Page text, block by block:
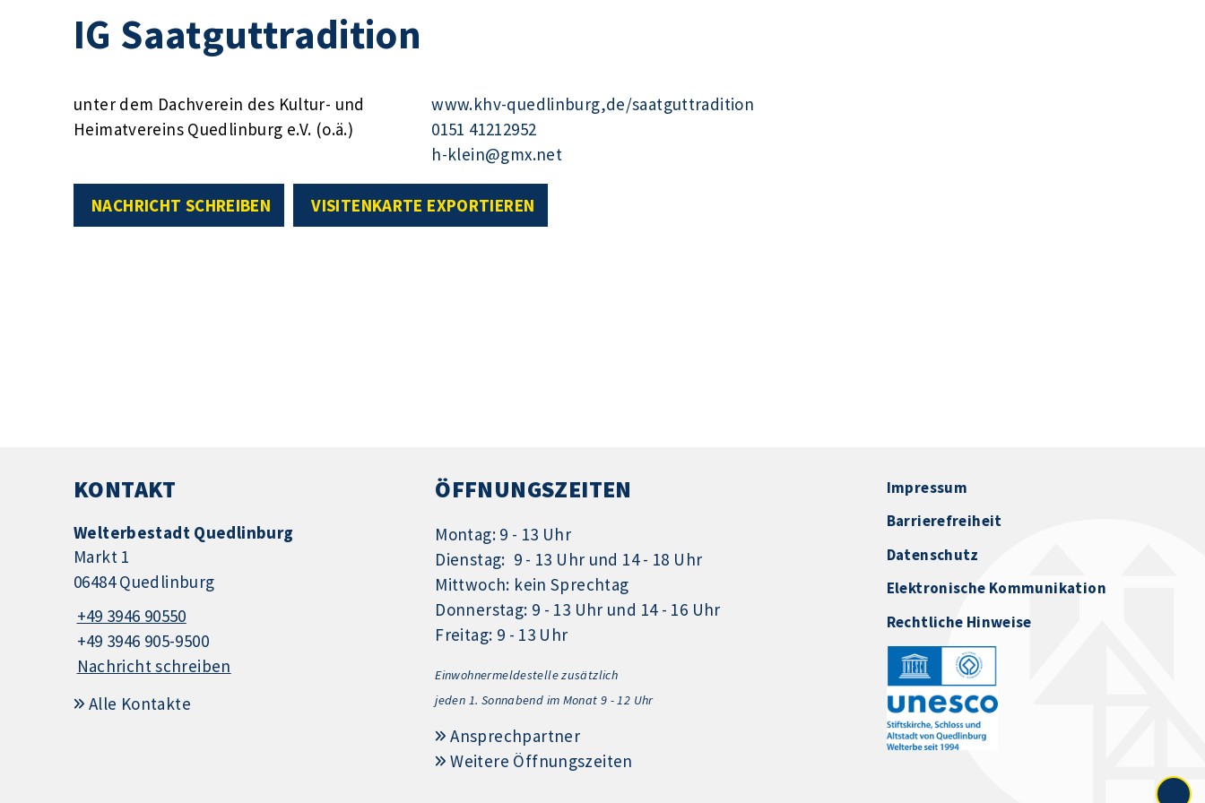
IG Saatguttradition
unter dem Dachverein des Kultur- und
Heimatvereins Quedlinburg e.V. (o.ä.)
www.khv-quedlinburg,de/saatguttradition
0151 41212952
h-klein@gmx.net
NACHRICHT SCHREIBEN VISITENKARTE EXPORTIEREN
KONTAKT
Welterbestadt Quedlinburg
Markt 1
06484 Quedlinburg
+49 3946 90550
+49 3946 905-9500
Nachricht schreiben
Alle Kontakte
ÖFFNUNGSZEITEN
Montag: 9 - 13 Uhr
Dienstag: 9 - 13 Uhr und 14 - 18 Uhr
Mittwoch: kein Sprechtag
Donnerstag: 9 - 13 Uhr und 14 - 16 Uhr
Freitag: 9 - 13 Uhr
Einwohnermeldestelle zusätzlich
jeden 1. Sonnabend im Monat 9 - 12 Uhr
Ansprechpartner
Weitere Öffnungszeiten
Impressum
Barrierefreiheit
Datenschutz
Elektronische Kommunikation
Rechtliche Hinweise